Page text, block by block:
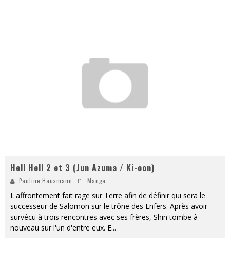
Hell Hell 2 et 3 (Jun Azuma / Ki-oon)
Pauline Hausmann Manga
L'affrontement fait rage sur Terre afin de définir qui sera le
successeur de Salomon sur le trône des Enfers. Après avoir
survécu à trois rencontres avec ses frères, Shin tombe à
nouveau sur l'un d'entre eux. E...